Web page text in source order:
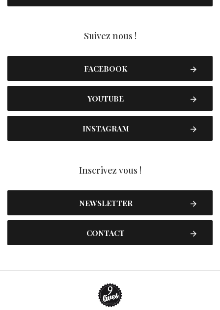
Suivez nous !
FACEBOOK
YOUTUBE
INSTAGRAM
Inscrivez vous !
NEWSLETTER
CONTACT